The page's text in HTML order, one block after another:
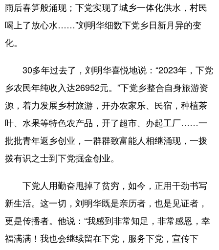
雨后春笋般涌现；下党实现了城乡一体化供水，村民
喝上了放心水……”刘明华细数下党乡日新月异的变
化。
30多年过去了，刘明华喜悦地说：“2023年，下党
乡农民年纯收入达26952元。”下党乡整合自身旅游资
源，着力发展乡村旅游，开办农家乐、民宿，种植茶
叶、水果等特色农产品，开了超市、办起工厂……一
批批青年返乡创业，一群群致富能人相继涌现，一拨
拨有识之士到下党掘金创业。
下党人用勤奋甩掉了贫穷，如今，正用干劲书写
新生活。这一切，刘明华既是亲历者，也是见证者，
更是传播者。他说：“我感到非常知足，非常感恩，幸
福满满！我也会继续留在下党，服务下党，宣传下